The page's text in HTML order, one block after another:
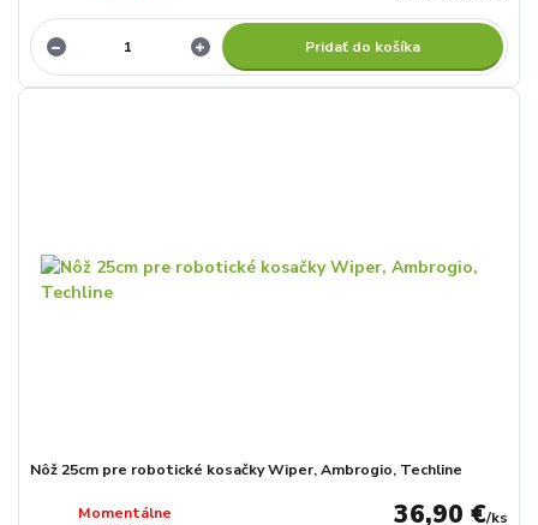
Pridať do košíka
Nôž 25cm pre robotické kosačky Wiper, Ambrogio, Techline
36,90 €/ks
Momentálne